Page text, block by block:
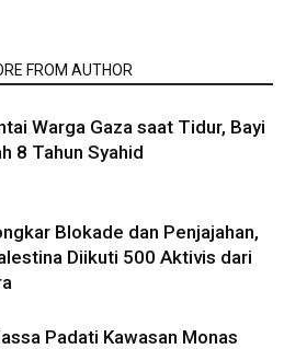
FROM AUTHOR
Warga Gaza saat Tidur, Bayi
8 Tahun Syahid
Blokade dan Penjajahan,
Diikuti 500 Aktivis dari
Padati Kawasan Monas